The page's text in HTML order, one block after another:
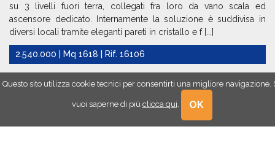
Questo sito utilizza cookie tecnici per consentirti una migliore navigazione.
vuoi saperne di più clicca qui. OK
su 3 livelli fuori terra, collegati fra loro da vano scala ed
ascensore dedicato. Internamente la soluzione è suddivisa in
diversi locali tramite eleganti pareti in cristallo e f [...]
2.540.000 | Mq 1618 | Rif. 16106